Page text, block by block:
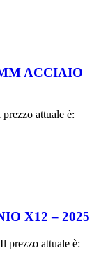
ACCIAIO
prezzo attuale è:
X12 – 2025
Il prezzo attuale è: